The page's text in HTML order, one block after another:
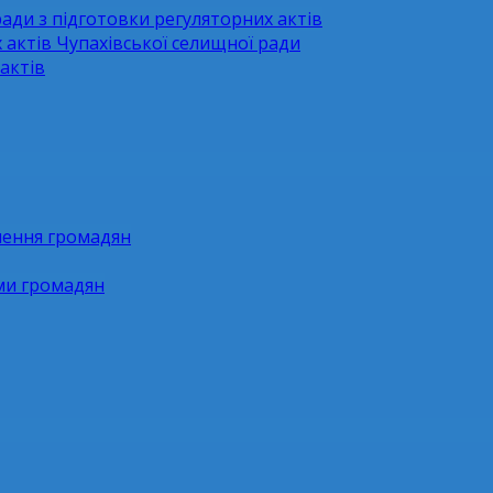
з підготовки регуляторних актів
Чупахівської селищної ради
громадян
громадян